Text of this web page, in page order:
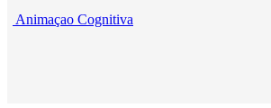
Animaçao Cognitiva